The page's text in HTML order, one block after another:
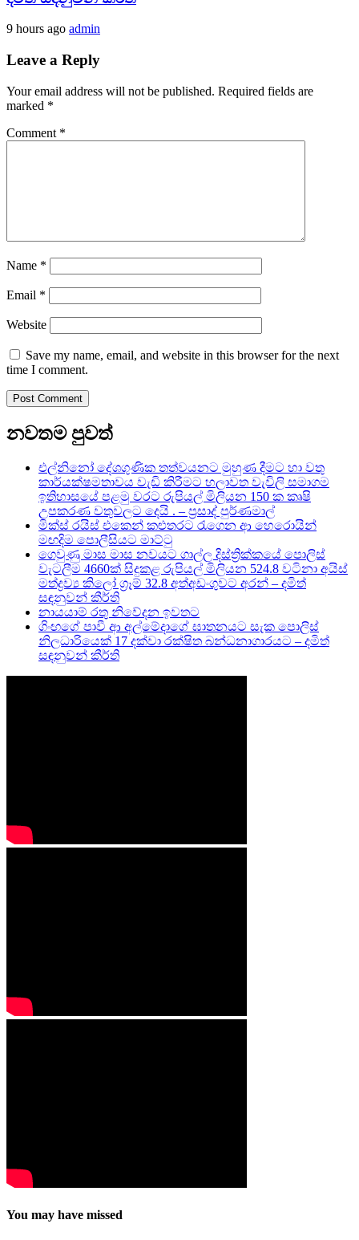
9 hours ago admin
Leave a Reply
Your email address will not be published. Required fields are
marked *
Comment *
Name *
Email *
Website
Save my name, email, and website in this browser for the next
time I comment.
නවතම පුවත්
එල්නිනෝ දේශගුණික තත්වයනට මුහුණ දීමට හා වතු
කාර්යක්ෂමතාවය වැඩි කිරීමට හලාවත වැවිලි සමාගම
ඉතිහාසයේ පළමු වරට රුපියල් මිලියන 150 ක කෘෂි
උපකරණ වතුවලට දෙයි . – ප්‍රසාද් පුර්ණමාල්
මික්ස් රයිස් එකෙන් කළුතරට රැගෙන ආ හෙරොයින්
මඟදිම පොලීසියට මාට්ටු
ගෙවුණු මාස මාස නවයට ගාල්ල දිස්ත්‍රික්කයේ පොලිස්
වැටලීම 4660ක් සිදුකළ රුපියල් මිලියන 524.8 වටිනා අයිස්
මත්ද්‍රව්‍ය කිලෝ ග්‍රෑම් 32.8 අත්අඩංගුවට අරන් – දමිත්
සඳනුවන් කීර්ති
නායයාම් රතු නිවේදන ඉවතට
ගිංඟගේ පාවී ආ අල්මේදාගේ ඝාතනයට සැක පොලිස්
නිලධාරියෙක් 17 දක්වා රක්ෂිත බන්ධනාගාරයට – දමිත්
සඳනුවන් කීර්ති
You may have missed